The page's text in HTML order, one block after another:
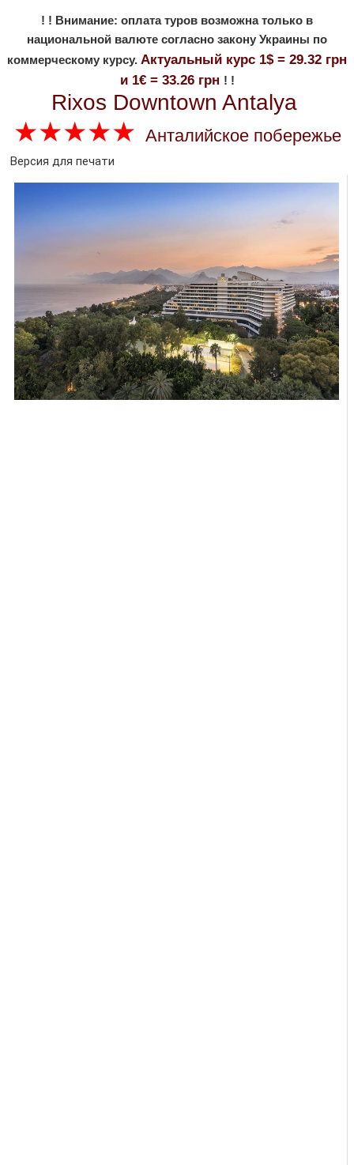
! ! Внимание: оплата туров возможна только в
национальной валюте согласно закону Украины по
коммерческому курсу. Актуальный курс 1$ = 29.32 грн
и 1€ = 33.26 грн ! !
Rixos Downtown Antalya
★★★★★ Анталийское побережье
Версия для печати